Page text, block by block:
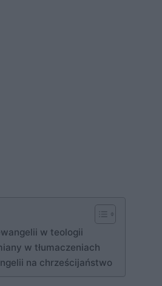
w teologii
w tłumaczeniach
na chrześcijaństwo